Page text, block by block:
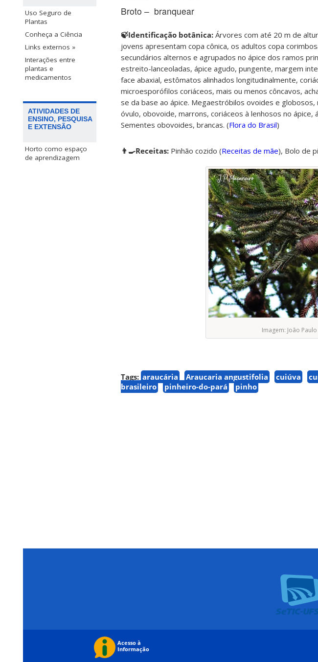
Uso Seguro de
Plantas
Conheça a Ciência
Links externos »
Interações entre
plantas e
medicamentos
ATIVIDADES DE
ENSINO, PESQUISA
E EXTENSÃO
Horto como espaço
de aprendizagem
Broto – branquear
🍃Identificação botânica: Árvores com até 20 m de
jovens apresentam copa cônica, os adultos copa
secundários alternos e agrupados no ápice dos ramos
estreito-lanceoladas, ápice agudo, pungente, margem
face abaxial, estômatos alinhados longitudinalmente,
microesporófilos coriáceos, mais ou menos côncavos,
se da base ao ápice. Megaestróbilos ovoides e
óvulo, obovoide, marrons, coriáceos à lenhosos no
Sementes obovoides, brancas. (Flora do Brasil)
👨‍🍳Receitas: Pinhão cozido (Receitas de mãe), Bolo de
Imagem: João
Tags: araucária Araucaria angustifolia cuiúva
brasileiro
pinheiro-do-pará pinho